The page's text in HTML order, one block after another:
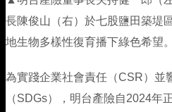
電動汽車推
附加條款
強制險重要
微型保險專
登山險
屋主綜合保
貿易信用保
商業動產流
漁船責任保
長陳俊山（右）於七股鹽田築堤
地生物多樣性復育播下綠色希望。
為實踐企業社會責任（CSR）並
（SDGs），明台產險自2024年